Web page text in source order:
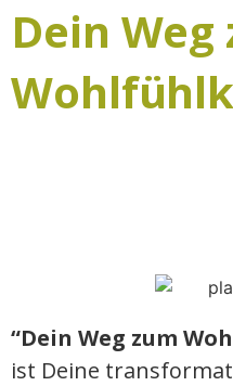
Dein Weg
“Dein Weg zum
ist Deine